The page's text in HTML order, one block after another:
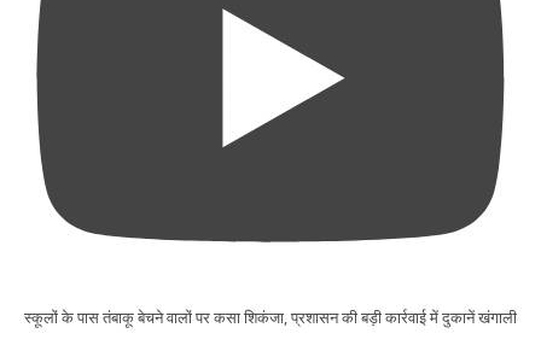
स्कूलों के पास तंबाकू बेचने वालों पर कसा शिकंजा, प्रशासन की बड़ी कार्रवाई में दुकानें खंगाली